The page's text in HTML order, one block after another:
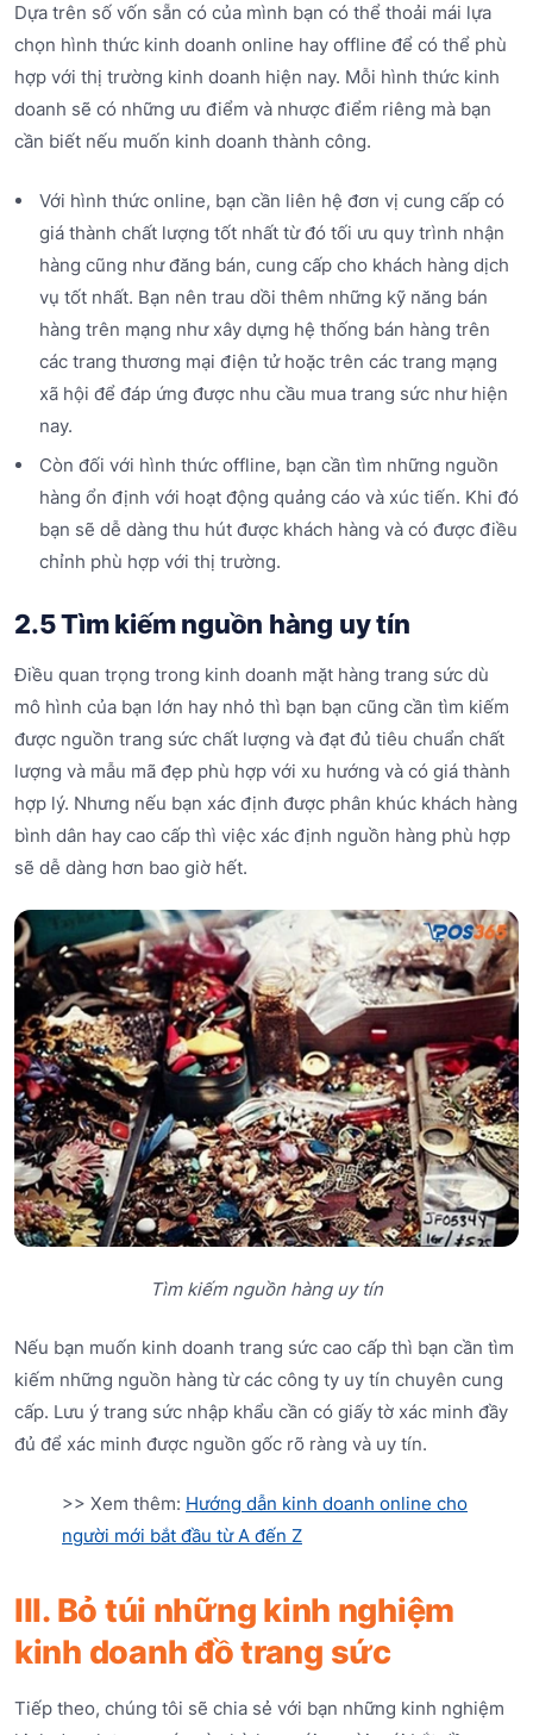
Dựa trên số vốn sẵn có của mình bạn có thể thoải mái lựa
chọn hình thức kinh doanh online hay offline để có thể phù
hợp với thị trường kinh doanh hiện nay. Mỗi hình thức kinh
doanh sẽ có những ưu điểm và nhược điểm riêng mà bạn
cần biết nếu muốn kinh doanh thành công.
Với hình thức online, bạn cần liên hệ đơn vị cung cấp có
giá thành chất lượng tốt nhất từ đó tối ưu quy trình nhận
hàng cũng như đăng bán, cung cấp cho khách hàng dịch
vụ tốt nhất. Bạn nên trau dồi thêm những kỹ năng bán
hàng trên mạng như xây dựng hệ thống bán hàng trên
các trang thương mại điện tử hoặc trên các trang mạng
xã hội để đáp ứng được nhu cầu mua trang sức như hiện
nay.
Còn đối với hình thức offline, bạn cần tìm những nguồn
hàng ổn định với hoạt động quảng cáo và xúc tiến. Khi đó
bạn sẽ dễ dàng thu hút được khách hàng và có được điều
chỉnh phù hợp với thị trường.
2.5 Tìm kiếm nguồn hàng uy tín
Điều quan trọng trong kinh doanh mặt hàng trang sức dù
mô hình của bạn lớn hay nhỏ thì bạn bạn cũng cần tìm kiếm
được nguồn trang sức chất lượng và đạt đủ tiêu chuẩn chất
lượng và mẫu mã đẹp phù hợp với xu hướng và có giá thành
hợp lý. Nhưng nếu bạn xác định được phân khúc khách hàng
bình dân hay cao cấp thì việc xác định nguồn hàng phù hợp
sẽ dễ dàng hơn bao giờ hết.
Tìm kiếm nguồn hàng uy tín
Nếu bạn muốn kinh doanh trang sức cao cấp thì bạn cần tìm
kiếm những nguồn hàng từ các công ty uy tín chuyên cung
cấp. Lưu ý trang sức nhập khẩu cần có giấy tờ xác minh đầy
đủ để xác minh được nguồn gốc rõ ràng và uy tín.
>> Xem thêm: Hướng dẫn kinh doanh online cho
người mới bắt đầu từ A đến Z
III. Bỏ túi những kinh nghiệm
kinh doanh đồ trang sức
Tiếp theo, chúng tôi sẽ chia sẻ với bạn những kinh nghiệm